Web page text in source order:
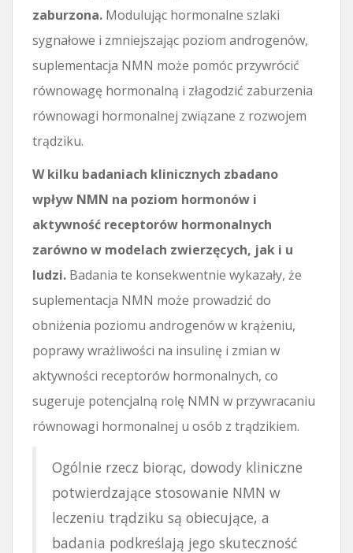
zaburzona. Modulując hormonalne szlaki
sygnałowe i zmniejszając poziom androgenów,
suplementacja NMN może pomóc przywrócić
równowagę hormonalną i złagodzić zaburzenia
równowagi hormonalnej związane z rozwojem
trądziku.
W kilku badaniach klinicznych zbadano
wpływ NMN na poziom hormonów i
aktywność receptorów hormonalnych
zarówno w modelach zwierzęcych, jak i u
ludzi. Badania te konsekwentnie wykazały, że
suplementacja NMN może prowadzić do
obniżenia poziomu androgenów w krążeniu,
poprawy wrażliwości na insulinę i zmian w
aktywności receptorów hormonalnych, co
sugeruje potencjalną rolę NMN w przywracaniu
równowagi hormonalnej u osób z trądzikiem.
Ogólnie rzecz biorąc, dowody kliniczne
potwierdzające stosowanie NMN w
leczeniu trądziku są obiecujące, a
badania podkreślają jego skuteczność